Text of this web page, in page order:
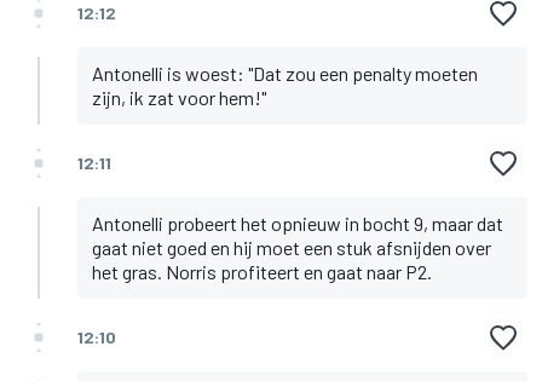
12:12
Antonelli is woest: "Dat zou een penalty moeten
zijn, ik zat voor hem!"
12:11
Antonelli probeert het opnieuw in bocht 9, maar dat
gaat niet goed en hij moet een stuk afsnijden over
het gras. Norris profiteert en gaat naar P2.
12:10